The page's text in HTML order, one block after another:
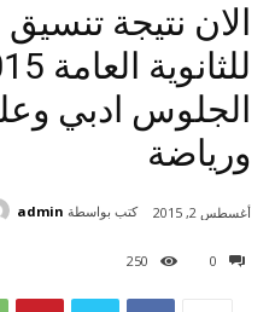
الان نتيجة
الجلوس ادبي
ورياضة
0
250
أغسطس 2, 2015 كتب بواسطة admin